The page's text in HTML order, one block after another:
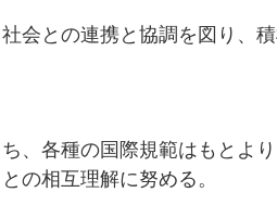
会との連携と協調を図り、
、各種の国際規範はもとよ
の相互理解に努める。